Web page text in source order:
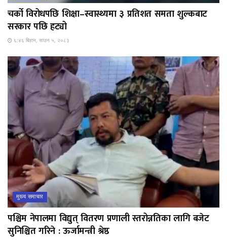
चर्को विरोधपछि शिक्षा–स्वास्थ्यमा ३ प्रतिशत समता शुल्कबाट
सरकार पछि हट्यो
६:४६ बिहान, साउन ५, २०८३
मुख्य समाचार
पश्चिम नेपालमा विद्युत् वितरण प्रणाली स्तरोन्नतिका लागि बजेट
सुनिश्चित गरिने : ऊर्जामन्त्री श्रेष्ठ